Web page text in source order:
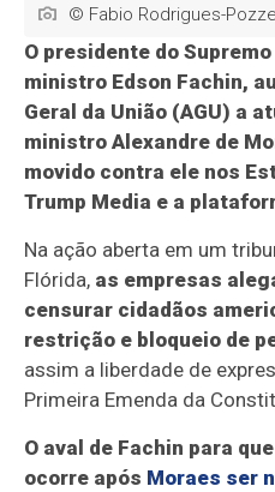
© Fabio Rodrigues-
O presidente do
ministro Edson Fachin,
Geral da União (AGU) a
ministro Alexandre de
movido contra ele nos
Trump Media e a
Na ação aberta em um
Flórida, as empresas
censurar cidadãos
restrição e bloqueio de
assim a liberdade de
Primeira Emenda da
O aval de Fachin para
ocorre após Moraes ser